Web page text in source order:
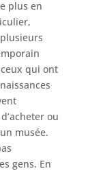
plus en
qui ont
ou
musée.
gens. En